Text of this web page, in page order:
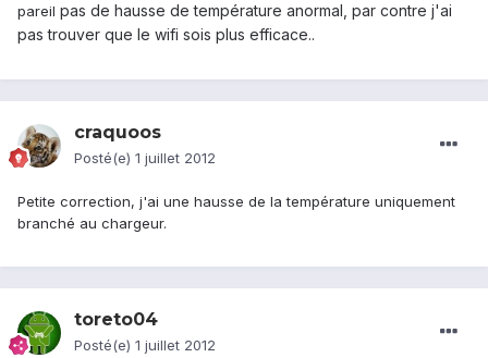
pareil pas de hausse de température anormal, par contre j'ai
pas trouver que le wifi sois plus efficace..
craquoos
Posté(e) 1 juillet 2012
Petite correction, j'ai une hausse de la température uniquement
branché au chargeur.
toreto04
Posté(e) 1 juillet 2012